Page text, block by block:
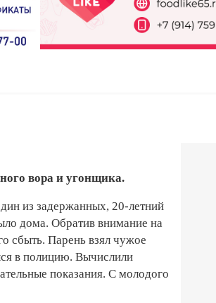
вора и угонщика.
из задержанных, 20-летний
дома. Обратив внимание на
сбыть. Парень взял чужое
в полицию. Вычислили
показания. С молодого